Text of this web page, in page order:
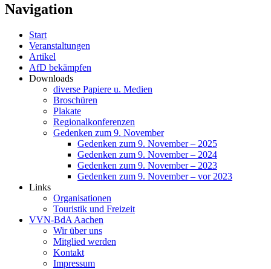
Navigation
Start
Veranstaltungen
Artikel
AfD bekämpfen
Downloads
diverse Papiere u. Medien
Broschüren
Plakate
Regionalkonferenzen
Gedenken zum 9. November
Gedenken zum 9. November – 2025
Gedenken zum 9. November – 2024
Gedenken zum 9. November – 2023
Gedenken zum 9. November – vor 2023
Links
Organisationen
Touristik und Freizeit
VVN-BdA Aachen
Wir über uns
Mitglied werden
Kontakt
Impressum